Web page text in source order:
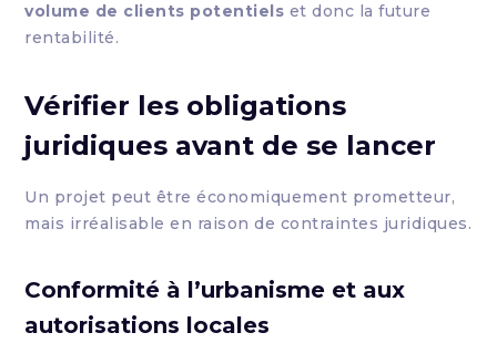
volume de clients potentiels et donc la future
rentabilité.
Vérifier les obligations
juridiques avant de se lancer
Un projet peut être économiquement prometteur,
mais irréalisable en raison de contraintes juridiques.
Conformité à l’urbanisme et aux
autorisations locales